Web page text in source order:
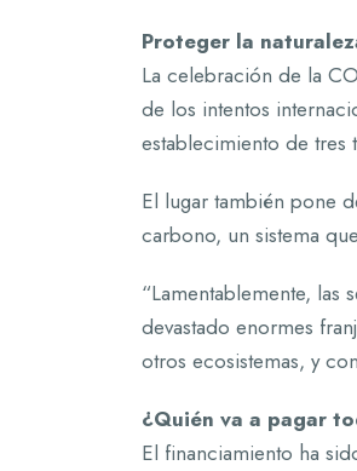
Proteger la
La celebración de la
de los intentos
establecimiento de
El lugar también pone
carbono, un sistema
“Lamentablemente, las
devastado enormes
otros ecosistemas, y
¿Quién va a pagar
El financiamiento ha